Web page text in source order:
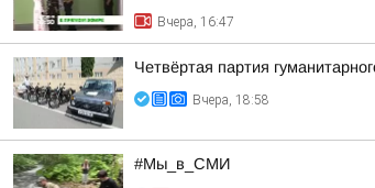
Вчера, 16:47
Четвёртая партия
Вчера, 18:58
#Мы_в_СМИ